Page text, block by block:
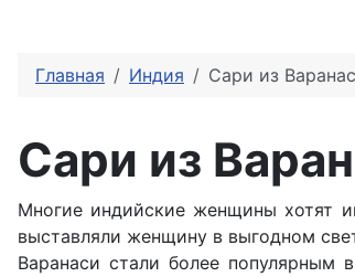
Главная Индия Сари из
Сари из
Многие индийские женщины хотят
выставляли женщину в выгодном
Варанаси стали более популярным